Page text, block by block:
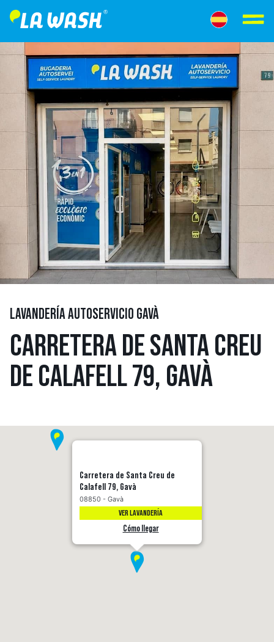
LAVANDERÍA AUTOSERVICIO GAVÀ
CARRETERA DE SANTA CREU
DE CALAFELL 79, GAVÀ
Carretera de Santa Creu de
Calafell 79, Gavà
08850 - Gavà
VER LAVANDERÍA
Cómo llegar